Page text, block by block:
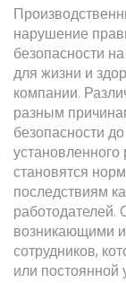
нарушение
безопасности
для жизни и
компании.
разным
безопасности
становятся
последствиям
возникающими
сотрудников,
или постоянной